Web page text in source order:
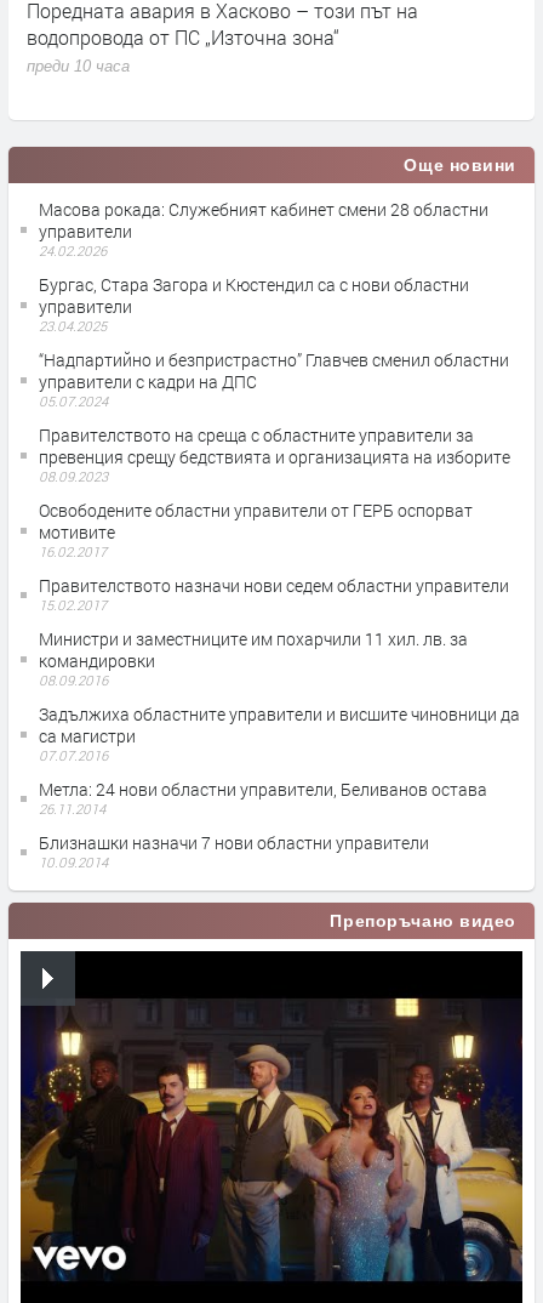
До 36 градуса и слънчево време в България днес
преди 20 часа
Още новини
Масова рокада: Служебният кабинет смени 28 областни
управители
24.02.2026
Бургас, Стара Загора и Кюстендил са с нови областни
управители
23.04.2025
“Надпартийно и безпристрастно” Главчев сменил областни
управители с кадри на ДПС
05.07.2024
Правителството на среща с областните управители за
превенция срещу бедствията и организацията на изборите
08.09.2023
Освободените областни управители от ГЕРБ оспорват
мотивите
16.02.2017
Правителството назначи нови седем областни управители
15.02.2017
Министри и заместниците им похарчили 11 хил. лв. за
командировки
08.09.2016
Задължиха областните управители и висшите чиновници да
са магистри
07.07.2016
Метла: 24 нови областни управители, Беливанов остава
26.11.2014
Близнашки назначи 7 нови областни управители
10.09.2014
Препоръчано видео